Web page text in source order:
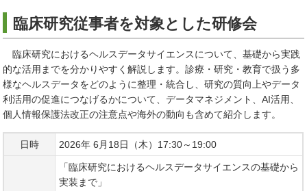
臨床研究従事者を対象とした研修会
臨床研究におけるヘルスデータサイエンスについて、基礎から実践
的な活用までを分かりやすく解説します。診療・研究・教育で扱う多
様なヘルスデータをどのように整理・統合し、研究の質向上やデータ
利活用の促進につなげるかについて、データマネジメント、AI活用、
個人情報保護法改正の注意点や海外の動向も含めて紹介します。
日時 2026年 6月18日（木）17:30～19:00
「臨床研究におけるヘルスデータサイエンスの基礎から
実装まで」